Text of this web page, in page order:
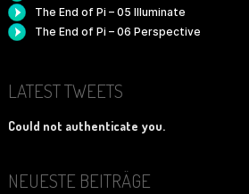
LATEST TWEETS
Could not authenticate you.
NEUESTE BEITRÄGE